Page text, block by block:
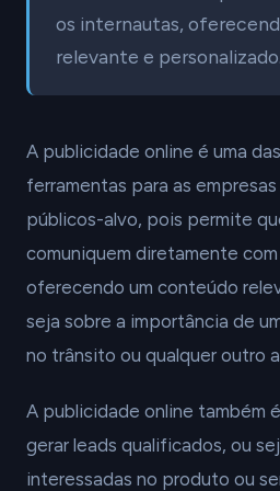
os internautas,
relevante e personalizado.
A publicidade online é uma
ferramentas para as
públicos-alvo, pois permite
comuniquem diretamente
oferecendo um conteúdo
seja sobre a importância de
no trânsito ou qualquer outro
A publicidade online também
gerar leads qualificados, ou
interessadas no produto ou